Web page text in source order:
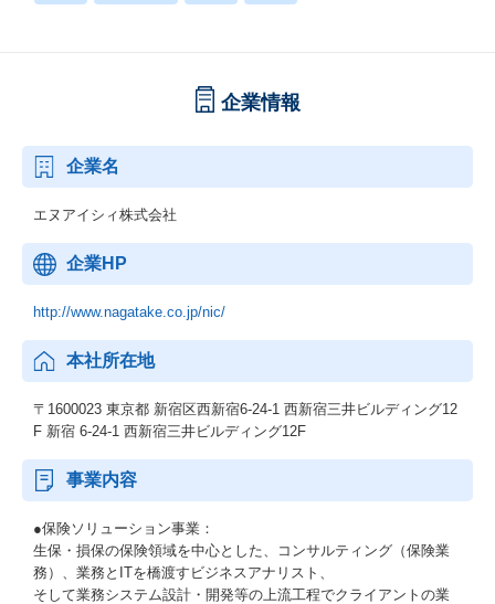
企業情報
企業名
エヌアイシィ株式会社
企業HP
http://www.nagatake.co.jp/nic/
本社所在地
〒1600023 東京都 新宿区西新宿6-24-1 西新宿三井ビルディング12
F 新宿 6-24-1 西新宿三井ビルディング12F
事業内容
●保険ソリューション事業：
生保・損保の保険領域を中心とした、コンサルティング（保険業
務）、業務とITを橋渡すビジネスアナリスト、
そして業務システム設計・開発等の上流工程でクライアントの業